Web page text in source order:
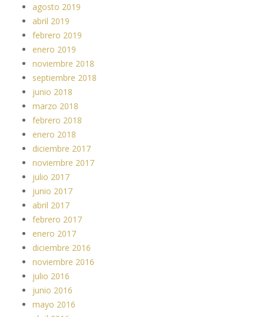
agosto 2019
abril 2019
febrero 2019
enero 2019
noviembre 2018
septiembre 2018
junio 2018
marzo 2018
febrero 2018
enero 2018
diciembre 2017
noviembre 2017
julio 2017
junio 2017
abril 2017
febrero 2017
enero 2017
diciembre 2016
noviembre 2016
julio 2016
junio 2016
mayo 2016